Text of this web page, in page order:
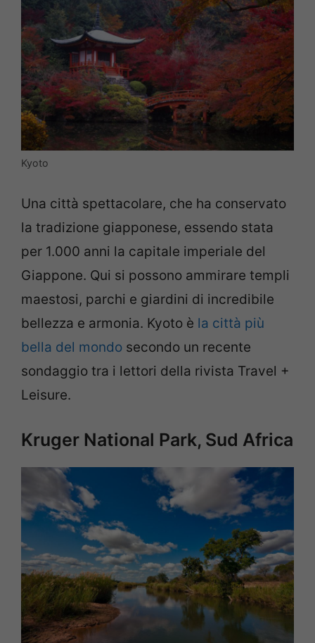
Kyoto
Una città spettacolare, che ha conservato
la tradizione giapponese, essendo stata
per 1.000 anni la capitale imperiale del
Giappone. Qui si possono ammirare templi
maestosi, parchi e giardini di incredibile
bellezza e armonia. Kyoto è la città più
bella del mondo secondo un recente
sondaggio tra i lettori della rivista Travel +
Leisure.
Kruger National Park, Sud Africa